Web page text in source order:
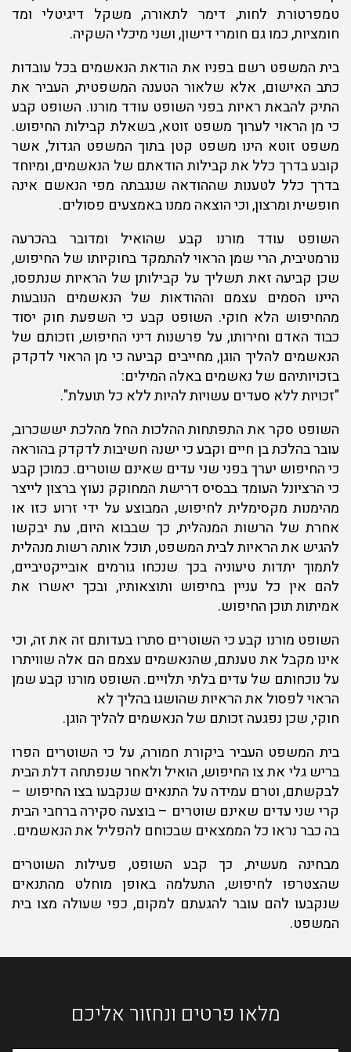
טמפרטורת לחות, דימר לתאורה, משקל דיגיטלי ומד
חומציות, כמו גם חומרי דישון, ושני מיכלי השקיה.
בית המשפט רשם בפניו את הודאת הנאשמים בכל עובדות
כתב האישום, אלא שלאור הטענה המשפטית, העביר את
התיק להבאת ראיות בפני השופט עודד מורנו. השופט קבע
כי מן הראוי לערוך משפט זוטא, בשאלת קבילות החיפוש.
משפט זוטא הינו משפט קטן בתוך המשפט הגדול, אשר
קובע בדרך כלל את קבילות הודאתם של הנאשמים, ומיוחד
בדרך כלל לטענות שההודאה שנגבתה מפי הנאשם אינה
חופשית ומרצון, וכי הוצאה ממנו באמצעים פסולים.
השופט עודד מורנו קבע שהואיל ומדובר בהכרעה
נורמטיבית, הרי שמן הראוי להתמקד בחוקיותו של החיפוש,
שכן קביעה זאת תשליך על קבילותן של הראיות שנתפסו,
היינו הסמים עצמם וההודאות של הנאשמים הנובעות
מהחיפוש הלא חוקי. השופט קבע כי השפעת חוק יסוד
כבוד האדם וחירותו, על פרשנות דיני החיפוש, וזכותם של
הנאשמים להליך הוגן, מחייבים קביעה כי מן הראוי לדקדק
בזכויותיהם של נאשמים באלה המילים:
"זכויות ללא סעדים עשויות להיות ללא כל תועלת".
השופט סקר את התפתחות ההלכות החל מהלכת יששכרוב,
עובר בהלכת בן חיים וקבע כי ישנה חשיבות לדקדק בהוראה
כי החיפוש יערך בפני שני עדים שאינם שוטרים. כמוכן קבע
כי הרציונל העומד בבסיס דרישת המחוקק נעוץ ברצון לייצר
מהימנות מקסימלית לחיפוש, המבוצע על ידי זרוע כזו או
אחרת של הרשות המנהלית, כך שבבוא היום, עת יבקשו
להגיש את הראיות לבית המשפט, תוכל אותה רשות מנהלית
לתמוך יתדות טיעוניה בכך שנכחו גורמים אובייקטיביים,
להם אין כל עניין בחיפוש ותוצאותיו, ובכך יאשרו את
אמיתות תוכן החיפוש.
השופט מורנו קבע כי השוטרים סתרו בעדותם זה את זה, וכי
אינו מקבל את טענתם, שהנאשמים עצמם הם אלה שוויתרו
על נוכחותם של עדים בלתי תלויים. השופט מורנו קבע שמן
הראוי לפסול את הראיות שהושגו בהליך לא
חוקי, שכן נפגעה זכותם של הנאשמים להליך הוגן.
בית המשפט העביר ביקורת חמורה, על כי השוטרים הפרו
בריש גלי את צו החיפוש, הואיל ולאחר שנפתחה דלת הבית
לבקשתם, וטרם עמידה על התנאים שנקבעו בצו החיפוש –
קרי שני עדים שאינם שוטרים – בוצעה סקירה ברחבי הבית
בה כבר נראו כל הממצאים שבכוחם להפליל את הנאשמים.
מבחינה מעשית, כך קבע השופט, פעילות השוטרים
שהצטרפו לחיפוש, התעלמה באופן מוחלט מהתנאים
שנקבעו להם עובר להגעתם למקום, כפי שעולה מצו בית
המשפט.
מלאו פרטים ונחזור אליכם